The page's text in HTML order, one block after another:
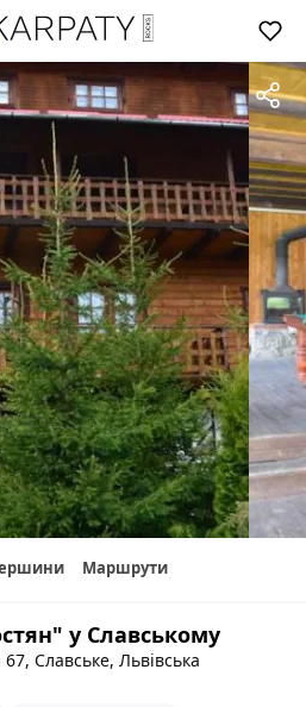
Маршрути
у Славському
Славське, Львівська